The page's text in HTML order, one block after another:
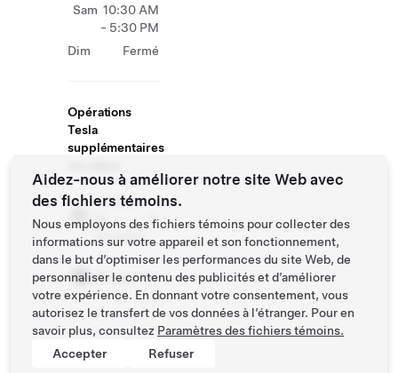
Sam 10:30 AM
- 5:30 PM
Dim
Fermé
Opérations
Tesla
supplémentaires
Centres
livraison
Magasin
Aidez-nous à améliorer notre site Web avec
des fichiers témoins.
Nous employons des fichiers témoins pour collecter des
informations sur votre appareil et son fonctionnement,
dans le but d’optimiser les performances du site Web, de
personnaliser le contenu des publicités et d’améliorer
votre expérience. En donnant votre consentement, vous
autorisez le transfert de vos données à l’étranger. Pour en
savoir plus, consultez Paramètres des fichiers témoins.
Accepter
Refuser